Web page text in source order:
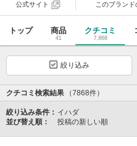
公式サイト このブランド
トップ 商品
41
クチコミ
7,868
絞り込み
クチコミ検索結果 （7868件）
絞り込み条件： イハダ
並び替え順：
投稿の新しい順